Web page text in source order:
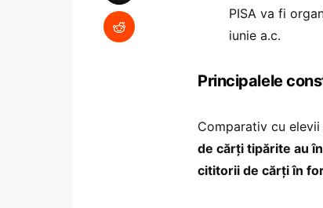
PISA va fi
iunie a.c.
Principalele
Comparativ cu
de cărți tipărite au
cititorii de cărți în